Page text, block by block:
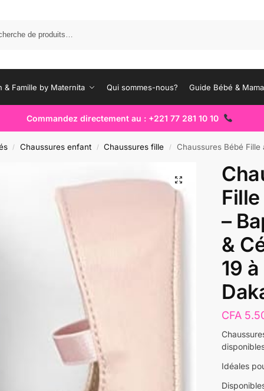
& Famille by Maternita Qui sommes-nous? Guide Bébé &
Commandez directement au : +221 77 281 10 10
/ Chaussures enfant / Chaussures fille / Chaussures Bébé Fille à Fleur
–
&
19
CFA
Idéales